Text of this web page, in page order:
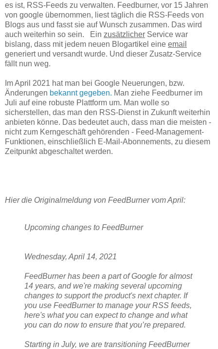
es ist, RSS-Feeds zu verwalten. Feedburner, vor 15 Jahren
von google übernommen, liest täglich die RSS-Feeds von
Blogs aus und fasst sie auf Wunsch zusammen. Das wird
auch weiterhin so sein. Ein zusätzlicher Service war
bislang, dass mit jedem neuen Blogartikel eine email
generiert und versandt wurde. Und dieser Zusatz-Service
fällt nun weg.
Im April 2021 hat man bei Google Neuerungen, bzw.
Änderungen bekannt gegeben. Man ziehe Feedburner im
Juli auf eine robuste Plattform um. Man wolle so
sicherstellen, das man den RSS-Dienst in Zukunft weiterhin
anbieten könne. Das bedeutet auch, dass man die meisten -
nicht zum Kerngeschäft gehörenden - Feed-Management-
Funktionen, einschließlich E-Mail-Abonnements, zu diesem
Zeitpunkt abgeschaltet werden.
Hier die Originalmeldung von FeedBurner vom April:
Upcoming changes to FeedBurner
Wednesday, April 14, 2021
FeedBurner has been a part of Google for almost
14 years, and we're making several upcoming
changes to support the product's next chapter. If
you use FeedBurner to manage your RSS feeds,
here's what you can expect to change and what
you can do now to ensure that you’re prepared.
Starting in July, we are transitioning FeedBurner